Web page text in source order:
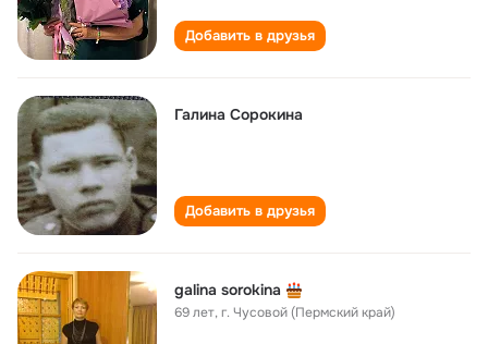
Добавить в друзья
Галина Сорокина
Добавить в друзья
galina sorokina
69 лет,г. Чусовой (Пермский край)